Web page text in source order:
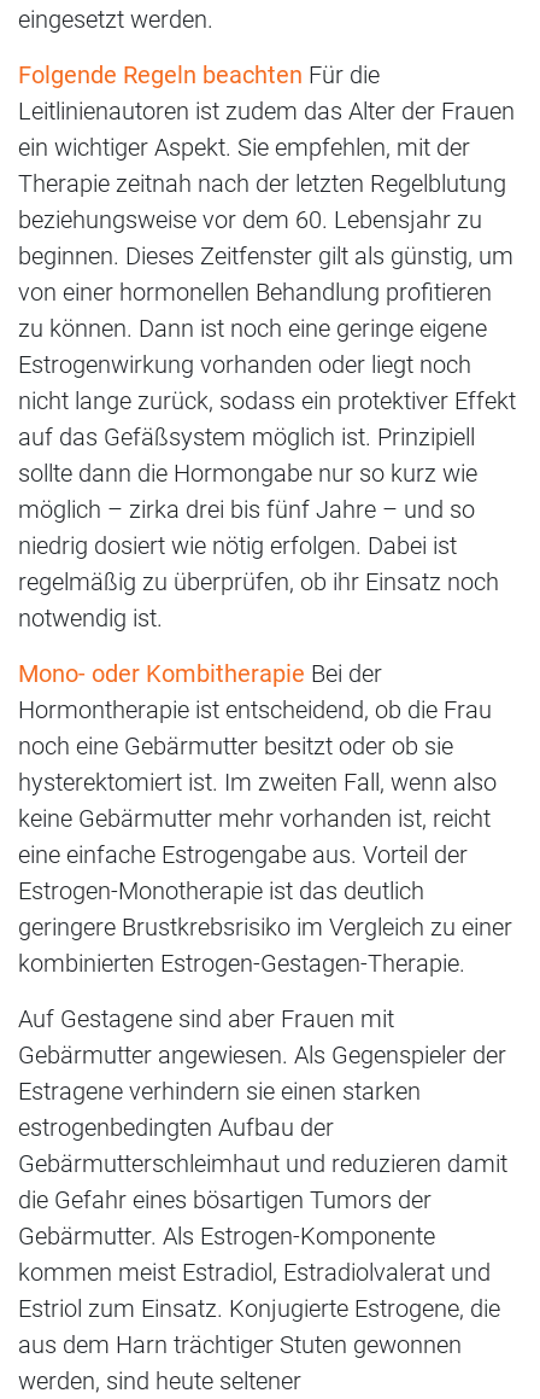
eingesetzt werden.
Folgende Regeln beachten Für die
Leitlinienautoren ist zudem das Alter der Frauen
ein wichtiger Aspekt. Sie empfehlen, mit der
Therapie zeitnah nach der letzten Regelblutung
beziehungsweise vor dem 60. Lebensjahr zu
beginnen. Dieses Zeitfenster gilt als günstig, um
von einer hormonellen Behandlung profitieren
zu können. Dann ist noch eine geringe eigene
Estrogenwirkung vorhanden oder liegt noch
nicht lange zurück, sodass ein protektiver Effekt
auf das Gefäßsystem möglich ist. Prinzipiell
sollte dann die Hormongabe nur so kurz wie
möglich – zirka drei bis fünf Jahre – und so
niedrig dosiert wie nötig erfolgen. Dabei ist
regelmäßig zu überprüfen, ob ihr Einsatz noch
notwendig ist.
Mono- oder Kombitherapie Bei der
Hormontherapie ist entscheidend, ob die Frau
noch eine Gebärmutter besitzt oder ob sie
hysterektomiert ist. Im zweiten Fall, wenn also
keine Gebärmutter mehr vorhanden ist, reicht
eine einfache Estrogengabe aus. Vorteil der
Estrogen-Monotherapie ist das deutlich
geringere Brustkrebsrisiko im Vergleich zu einer
kombinierten Estrogen-Gestagen-Therapie.
Auf Gestagene sind aber Frauen mit
Gebärmutter angewiesen. Als Gegenspieler der
Estragene verhindern sie einen starken
estrogenbedingten Aufbau der
Gebärmutterschleimhaut und reduzieren damit
die Gefahr eines bösartigen Tumors der
Gebärmutter. Als Estrogen-Komponente
kommen meist Estradiol, Estradiolvalerat und
Estriol zum Einsatz. Konjugierte Estrogene, die
aus dem Harn trächtiger Stuten gewonnen
werden, sind heute seltener